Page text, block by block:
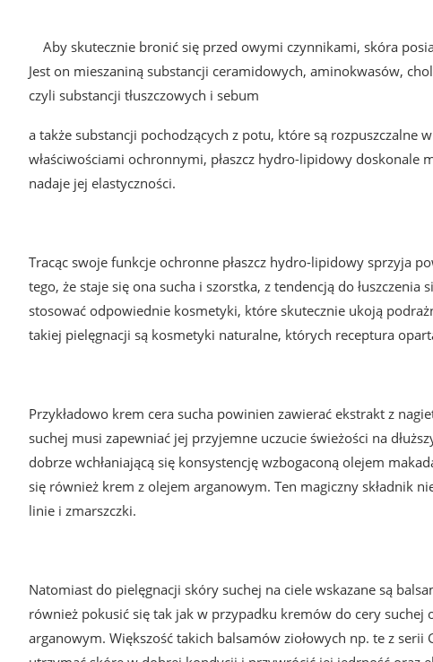
Aby skutecznie bronić się przed owymi czynnikami, skóra
Jest on mieszaniną substancji ceramidowych, aminokwasów,
czyli substancji tłuszczowych i sebum
a także substancji pochodzących z potu, które są rozpuszczalne
właściwościami ochronnymi, płaszcz hydro-lipidowy doskonale
nadaje jej elastyczności.
Tracąc swoje funkcje ochronne płaszcz hydro-lipidowy sprzyja
tego, że staje się ona sucha i szorstka, z tendencją do
stosować odpowiednie kosmetyki, które skutecznie ukoją
takiej pielęgnacji są kosmetyki naturalne, których receptura
Przykładowo krem cera sucha powinien zawierać ekstrakt z
suchej musi zapewniać jej przyjemne uczucie świeżości na
dobrze wchłaniającą się konsystencję wzbogaconą olejem
się również krem z olejem arganowym. Ten magiczny składnik
linie i zmarszczki.
Natomiast do pielęgnacji skóry suchej na ciele wskazane są
również pokusić się tak jak w przypadku kremów do cery suchej
arganowym. Większość takich balsamów ziołowych np. te z